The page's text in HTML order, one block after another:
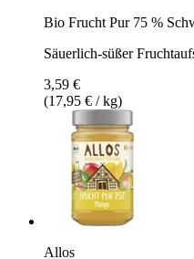
Bio Frucht Pur 75 %
Säuerlich-süßer
3,59 €
(17,95 € / kg)
Allos